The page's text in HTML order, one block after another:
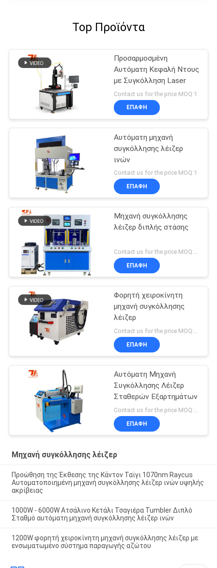
Top Προϊόντα
Προσαρμοσμένη
Αυτόματη Κεφαλή Ντους
με Συγκόλληση Laser
Contact us for the price MOQ:1
ΕΠΑΦΉ
Αυτόματη μηχανή
συγκόλλησης λέιζερ
ινών
Contact us for the price MOQ:1
ΕΠΑΦΉ
Μηχανή συγκόλλησης
λέιζερ διπλής στάσης
Contact us for the price MOQ:1 σετ
ΕΠΑΦΉ
Φορητή χειροκίνητη
μηχανή συγκόλλησης
λέιζερ
ΕΠΑΦΉ
Αυτόματη Μηχανή
Συγκόλλησης Λέιζερ
Σταθερών Εξαρτημάτων
ΕΠΑΦΉ
Μηχανή συγκόλλησης λέιζερ
Προώθηση της Έκθεσης της Κάντον Ταϊγι 1070nm Raycus
Αυτοματοποιημένη μηχανή συγκόλλησης λέιζερ ινών υψηλής
ακρίβειας
1000W - 6000W Ατσάλινο Κετάλι Τσαγιέρα Tumbler Διπλό
Σταθμό αυτόματη μηχανή συγκόλλησης λέιζερ ινών
1200W φορητή χειροκίνητη μηχανή συγκόλλησης λέιζερ με
ενσωματωμένο σύστημα παραγωγής αζώτου